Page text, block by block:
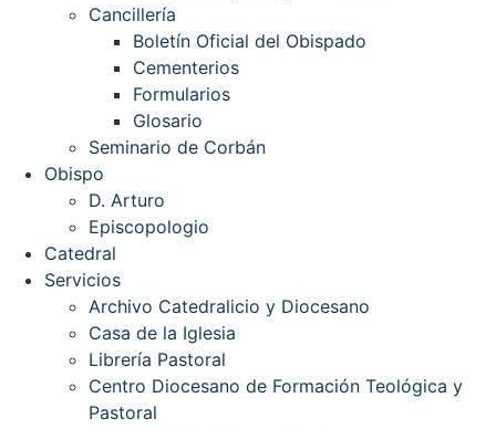
Cancillería
Boletín Oficial del Obispado
Cementerios
Formularios
Glosario
Seminario de Corbán
Obispo
D. Arturo
Episcopologio
Catedral
Servicios
Archivo Catedralicio y Diocesano
Casa de la Iglesia
Librería Pastoral
Centro Diocesano de Formación Teológica y
Pastoral